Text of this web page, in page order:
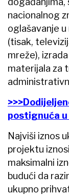
nacionalnog
oglašavanje
(tisak,
mreže),
materijala za
postignuća
Najviši iznos
projektu
maksimalni
budući da
ukupno